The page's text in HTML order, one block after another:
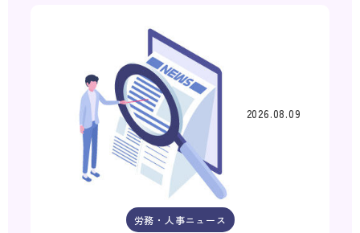
2026.08.09
労務・人事ニュース